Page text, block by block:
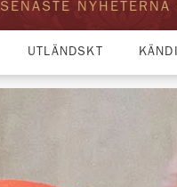
SENASTE
UTLÄNDSKT